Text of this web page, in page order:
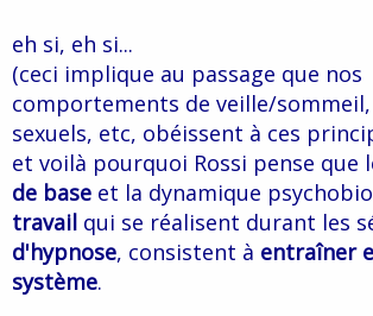
eh si, eh si...
(ceci implique au passage que nos
comportements de veille/
sexuels, etc, obéissent à ces
et voilà pourquoi Rossi pense que
de base et la dynamique
travail qui se réalisent durant les
d'hypnose, consistent à entraîner
système.